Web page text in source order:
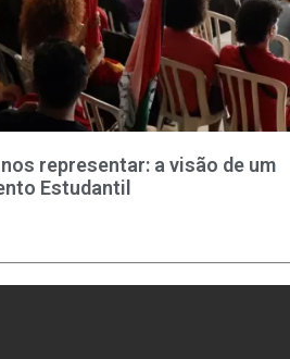
representar: a visão de um
Estudantil